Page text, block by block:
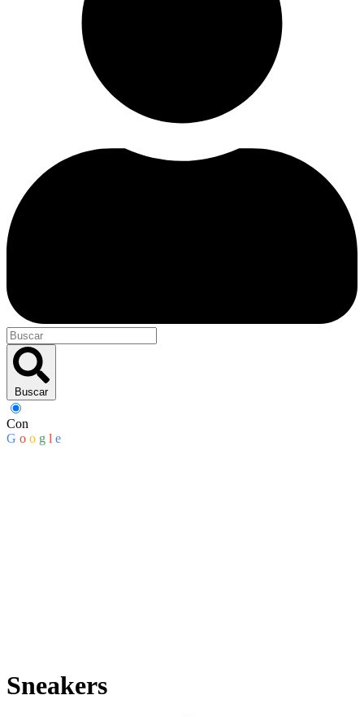
Buscar
Con
G o o g l e
Sneakers